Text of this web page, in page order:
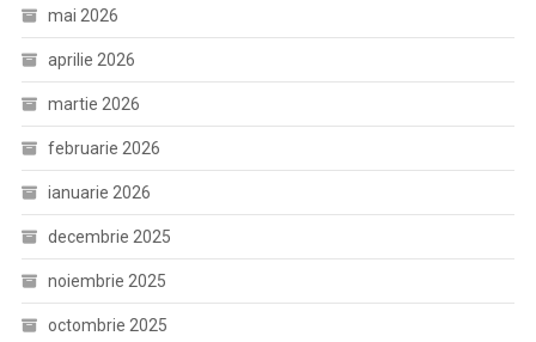
mai 2026
aprilie 2026
martie 2026
februarie 2026
ianuarie 2026
decembrie 2025
noiembrie 2025
octombrie 2025